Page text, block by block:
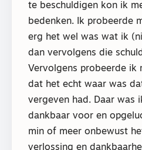
te beschuldigen kon ik
bedenken. Ik probeerde
erg het wel was wat ik
dan vervolgens die
Vervolgens probeerde ik
dat het echt waar was
vergeven had. Daar was
dankbaar voor en
min of meer onbewust
verlossing en